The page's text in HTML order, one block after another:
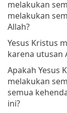
melakukan
melakukan
Allah?
Yesus Kristus
karena utusan
Apakah Yesus
melakukan
semua
ini?